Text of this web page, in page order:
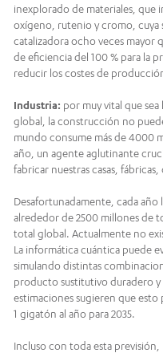
inexplorado de materiales, que
oxígeno, rutenio y cromo, cuya
catalizadora ocho veces mayor
de eficiencia del 100 % para la
reducir los costes de
Industria: por muy vital que
global, la construcción no
mundo consume más de 4000
año, un agente aglutinante
fabricar nuestras casas,
Desafortunadamente, cada
alrededor de 2500 millones de
total global. Actualmente no
La informática cuántica puede
simulando distintas
producto sustitutivo duradero
estimaciones sugieren que esto
1 gigatón al año para 2035.
Incluso con toda esta previsión,